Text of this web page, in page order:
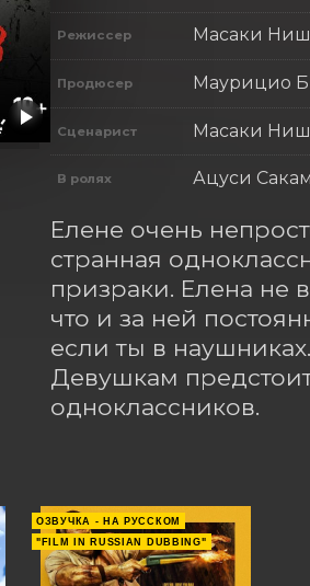
Режиссер Масаки
Продюсер Маурицио
Сценарист Масаки
В ролях Ацуси
Елене очень
странная
призраки. Елена не
что и за ней
если ты в
Девушкам
одноклассников.
ОЗВУЧКА - НА РУССКОМ
"FILM IN RUSSIAN DUBBING"